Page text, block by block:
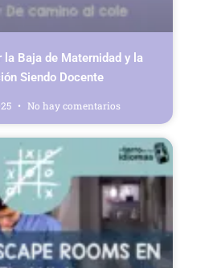
la Baja de Maternidad y la
Siendo Docente
No hay comentarios